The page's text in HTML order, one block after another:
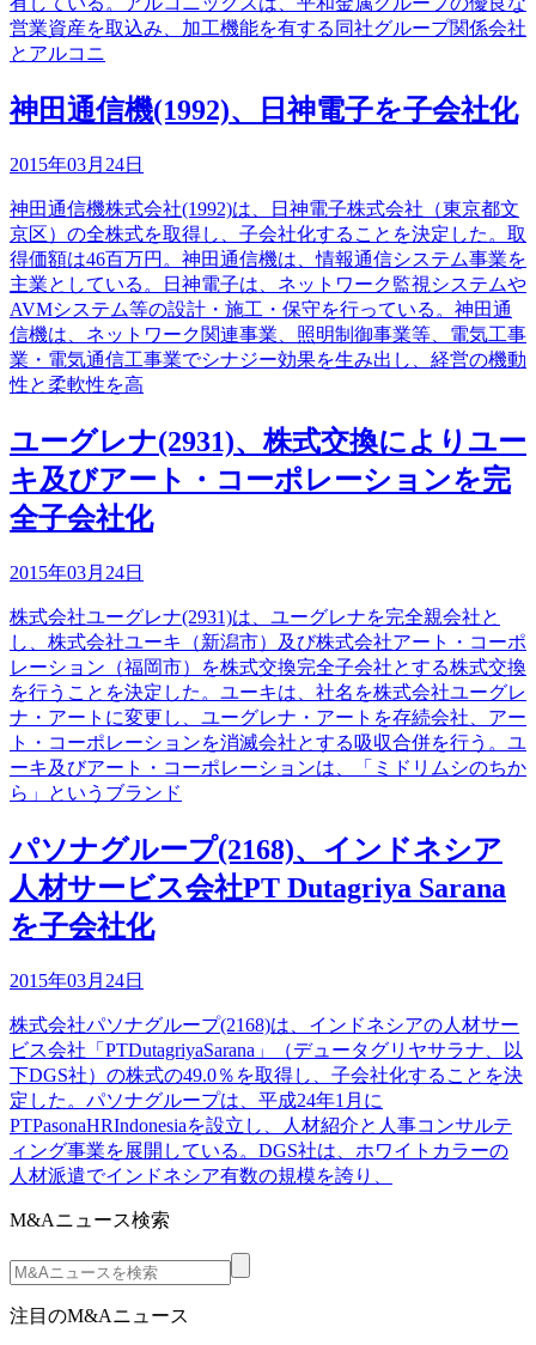
営業資産を取込み、加工機能を有する同社グループ関係会社
とアルコニ
神田通信機(1992)、日神電子を子会社化
2015年03月24日
神田通信機株式会社(1992)は、日神電子株式会社（東京都文
京区）の全株式を取得し、子会社化することを決定した。取
得価額は46百万円。神田通信機は、情報通信システム事業を
主業としている。日神電子は、ネットワーク監視システムや
AVMシステム等の設計・施工・保守を行っている。神田通
信機は、ネットワーク関連事業、照明制御事業等、電気工事
業・電気通信工事業でシナジー効果を生み出し、経営の機動
性と柔軟性を高
ユーグレナ(2931)、株式交換によりユー
キ及びアート・コーポレーションを完
全子会社化
2015年03月24日
株式会社ユーグレナ(2931)は、ユーグレナを完全親会社と
し、株式会社ユーキ（新潟市）及び株式会社アート・コーポ
レーション（福岡市）を株式交換完全子会社とする株式交換
を行うことを決定した。ユーキは、社名を株式会社ユーグレ
ナ・アートに変更し、ユーグレナ・アートを存続会社、アー
ト・コーポレーションを消滅会社とする吸収合併を行う。ユ
ーキ及びアート・コーポレーションは、「ミドリムシのちか
ら」というブランド
パソナグループ(2168)、インドネシア
人材サービス会社PT Dutagriya Sarana
を子会社化
2015年03月24日
株式会社パソナグループ(2168)は、インドネシアの人材サー
ビス会社「PTDutagriyaSarana」（デュータグリヤサラナ、以
下DGS社）の株式の49.0％を取得し、子会社化することを決
定した。パソナグループは、平成24年1月に
PTPasonaHRIndonesiaを設立し、人材紹介と人事コンサルテ
ィング事業を展開している。DGS社は、ホワイトカラーの
人材派遣でインドネシア有数の規模を誇り、
M&Aニュース検索
注目のM&Aニュース